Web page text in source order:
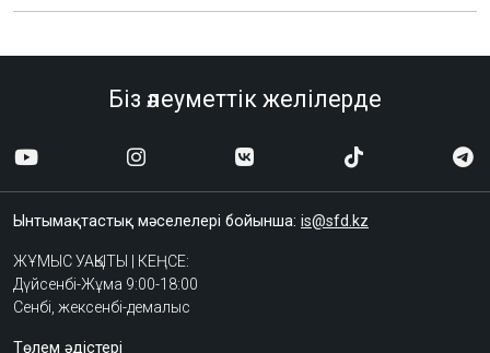
Біз әлеуметтік желілерде
Ынтымақтастық мәселелері бойынша: is@sfd.kz
ЖҰМЫС УАҚЫТЫ | КЕҢСЕ:
Дүйсенбі-Жұма 9:00-18:00
Сенбі, жексенбі-демалыс
Төлем әдістері